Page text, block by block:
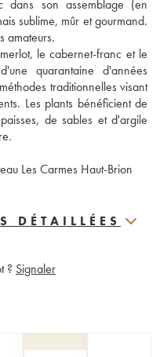
dans son assemblage (en
sublime, mûr et gourmand.
amateurs.
le cabernet-franc et le
quarantaine d'années
traditionnelles visant
Les plants bénéficient de
de sables et d'argile
Les Carmes Haut-Brion
DÉTAILLÉES
? Signaler